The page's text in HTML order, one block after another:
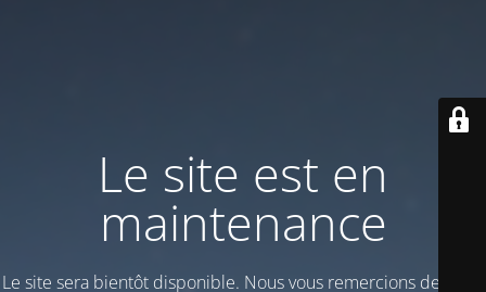
Le site est en
maintenance
Le site sera bientôt disponible. Nous vous remercions de votre